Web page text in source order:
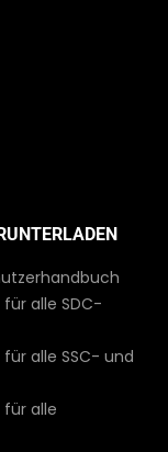
alle SDC-
alle SSC- und
alle